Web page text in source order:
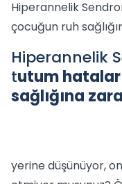
Hiperannelik
çocuğun ruh
Hiperannelik
tutum
sağlığına
yerine düşünüyor,